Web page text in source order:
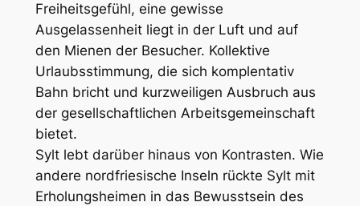
Freiheitsgefühl, eine gewisse
Ausgelassenheit liegt in der Luft und auf
den Mienen der Besucher. Kollektive
Urlaubsstimmung, die sich komplentativ
Bahn bricht und kurzweiligen Ausbruch aus
der gesellschaftlichen Arbeitsgemeinschaft
bietet.
Sylt lebt darüber hinaus von Kontrasten. Wie
andere nordfriesische Inseln rückte Sylt mit
Erholungsheimen in das Bewusstsein des